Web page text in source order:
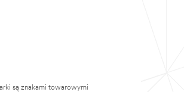
są znakami towarowymi